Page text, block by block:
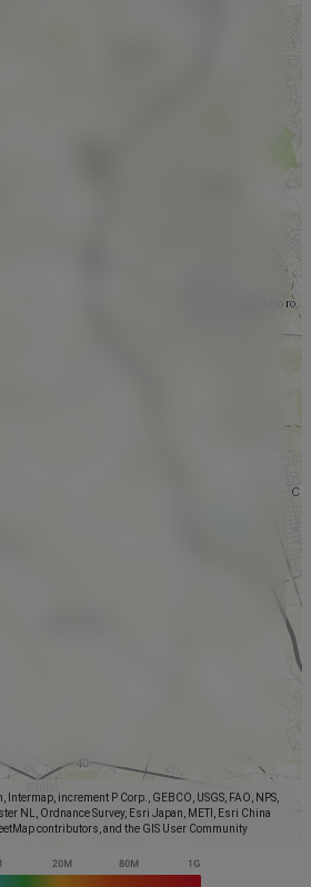
Intermap, increment P Corp., GEBCO, USGS, FAO, NPS,
NL, Ordnance Survey, Esri Japan, METI, Esri China
contributors, and the GIS User Community